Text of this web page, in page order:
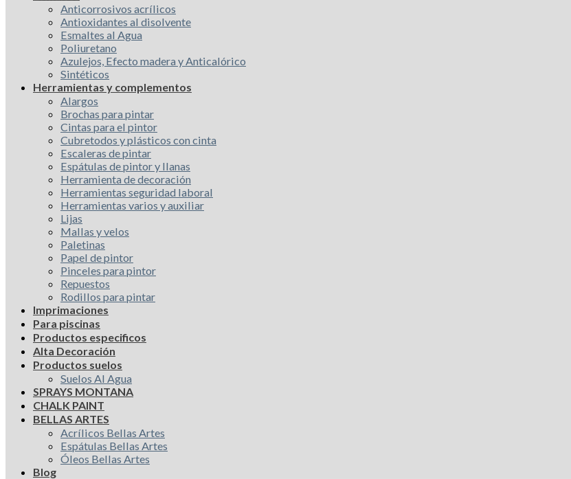
Anticorrosivos acrílicos
Antioxidantes al disolvente
Esmaltes al Agua
Poliuretano
Azulejos, Efecto madera y Anticalórico
Sintéticos
Herramientas y complementos
Alargos
Brochas para pintar
Cintas para el pintor
Cubretodos y plásticos con cinta
Escaleras de pintar
Espátulas de pintor y llanas
Herramienta de decoración
Herramientas seguridad laboral
Herramientas varios y auxiliar
Lijas
Mallas y velos
Paletinas
Papel de pintor
Pinceles para pintor
Repuestos
Rodillos para pintar
Imprimaciones
Para piscinas
Productos especificos
Alta Decoración
Productos suelos
Suelos Al Agua
SPRAYS MONTANA
CHALK PAINT
BELLAS ARTES
Acrílicos Bellas Artes
Espátulas Bellas Artes
Óleos Bellas Artes
Blog